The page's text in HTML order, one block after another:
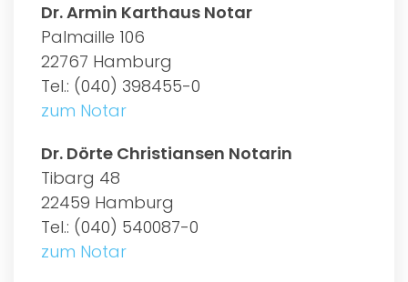
Dr. Armin Karthaus Notar
Palmaille 106
22767 Hamburg
Tel.: (040) 398455-0
zum Notar
Dr. Dörte Christiansen Notarin
Tibarg 48
22459 Hamburg
Tel.: (040) 540087-0
zum Notar